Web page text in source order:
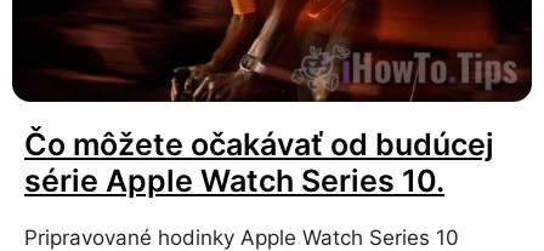
Čo môžete očakávať od budúcej
série Apple Watch Series 10.
Pripravované hodinky Apple Watch Series 10